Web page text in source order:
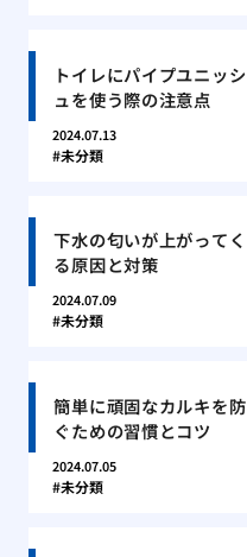
トイレにパイプユニッシ
ュを使う際の注意点
2024.07.13
未分類
下水の匂いが上がってく
る原因と対策
2024.07.09
未分類
簡単に頑固なカルキを防
ぐための習慣とコツ
2024.07.05
未分類